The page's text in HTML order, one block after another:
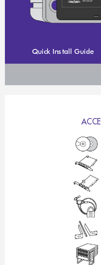
Quick Install Guide
ACCE